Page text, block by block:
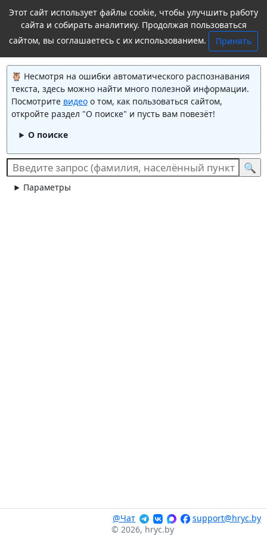
Енисейский церковный вестник
Несмотря на ошибки автоматического распознавания
текста, здесь можно найти много полезной информации.
Посмотрите видеоо том, как пользоваться сайтом,
откройте раздел "О поиске" и пусть вам повезёт!
О поиске
Параметры
Этот сайт использует файлы cookie, чтобы улучшить работу
сайта и собирать аналитику. Продолжая пользоваться
сайтом, вы соглашаетесь с их использованием.
Принять
@Чат
support@hryc.by
© 2026, hryc.by